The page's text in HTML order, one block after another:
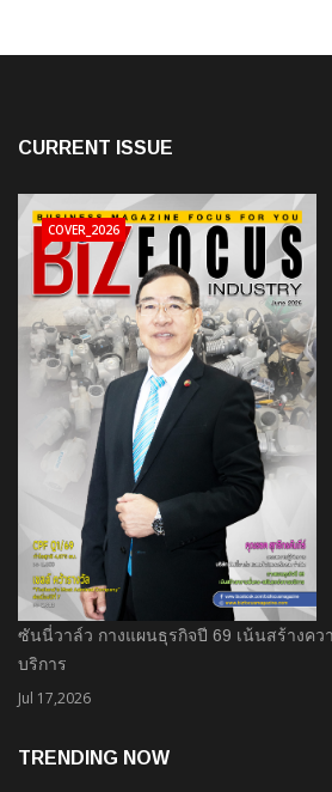
CURRENT ISSUE
ซันนี่วาล์ว กางแผนธุรกิจปี 69 เน้นสร้างคว
บริการ
Jul 17,2026
COVER_2026
TRENDING NOW